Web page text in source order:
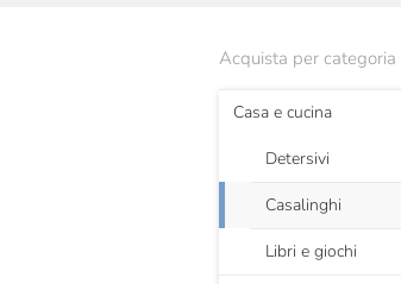
Acquista per categoria
Casa e cucina
Detersivi
Casalinghi
Libri e giochi